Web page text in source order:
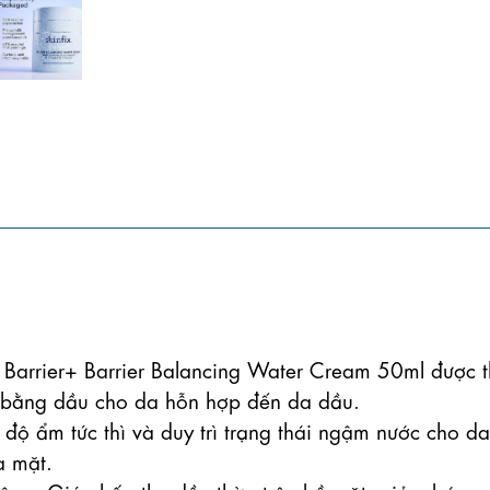
Barrier Balancing Water Cream 50ml được
dầu cho da hỗn hợp đến da dầu.
ẩm tức thì và duy trì trạng thái ngậm nước cho da